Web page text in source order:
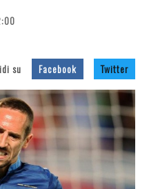
su Facebook Twitter